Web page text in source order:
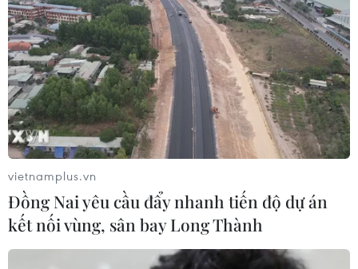
vietnamplus.vn
Đồng Nai yêu cầu đẩy nhanh tiến độ dự án
kết nối vùng, sân bay Long Thành